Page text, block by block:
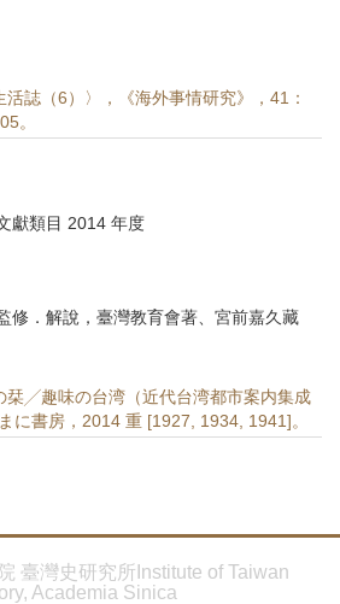
活誌（6）〉，《海外事情研究》，41：
。
獻類目 2014 年度
修．解說，臺灣教育會著、宮前嘉久藏
栞╱趣味の台湾（近代台湾都市案内集成
に書房，2014 重 [1927, 1934, 1941]。
臺灣史研究所Institute of Taiwan
Academia Sinica